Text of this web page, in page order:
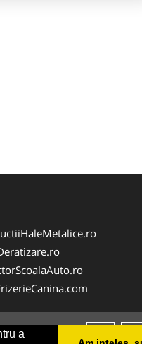
a